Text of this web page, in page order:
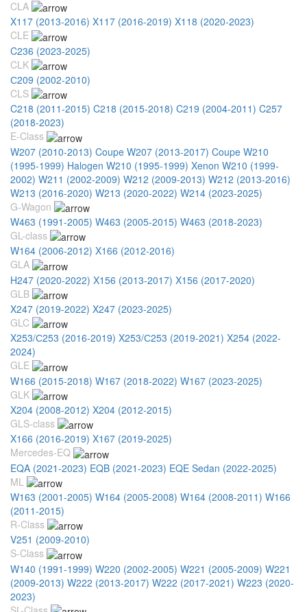
CLA
X117 (2013-2016) X117 (2016-2019) X118 (2020-2023)
CLE
C236 (2023-2025)
CLK
С209 (2002-2010)
CLS
C218 (2011-2015) C218 (2015-2018) C219 (2004-2011) C257
(2018-2023)
E-Class
W207 (2010-2013) Coupe W207 (2013-2017) Coupe W210
(1995-1999) Halogen W210 (1995-1999) Xenon W210 (1999-
2002) W211 (2002-2009) W212 (2009-2013) W212 (2013-2016)
W213 (2016-2020) W213 (2020-2022) W214 (2023-2025)
G-Wagon
W463 (1991-2005) W463 (2005-2015) W463 (2018-2023)
GL-class
W164 (2006-2012) X166 (2012-2016)
GLA
H247 (2020-2022) X156 (2013-2017) X156 (2017-2020)
GLB
X247 (2019-2022) X247 (2023-2025)
GLC
X253/С253 (2016-2019) X253/С253 (2019-2021) X254 (2022-
2024)
GLE
W166 (2015-2018) W167 (2018-2022) W167 (2023-2025)
GLK
X204 (2008-2012) X204 (2012-2015)
GLS-class
X166 (2016-2019) X167 (2019-2025)
Mercedes-EQ
EQA (2021-2023) EQB (2021-2023) EQE Sedan (2022-2025)
ML
W163 (2001-2005) W164 (2005-2008) W164 (2008-2011) W166
(2011-2015)
R-Class
V251 (2009-2010)
S-Class
W140 (1991-1999) W220 (2002-2005) W221 (2005-2009) W221
(2009-2013) W222 (2013-2017) W222 (2017-2021) W223 (2020-
2023)